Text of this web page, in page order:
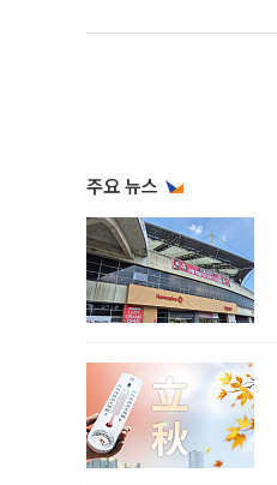
주요 뉴스